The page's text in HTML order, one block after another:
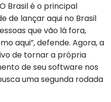
Brasil é o principal
de lançar aqui no Brasil
que vão lá fora,
aqui”, defende. Agora, a
de tornar a própria
de seu software nos
uma segunda rodada